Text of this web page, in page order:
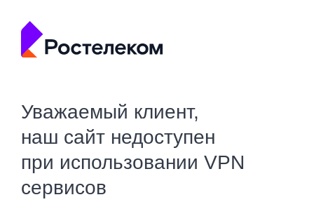
Уважаемый клиент,
наш сайт недоступен
при использовании VPN
сервисов